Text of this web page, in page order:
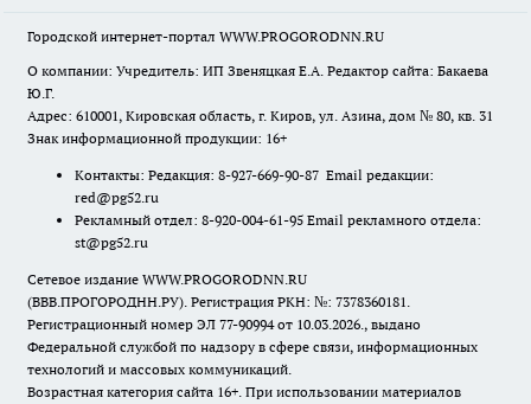
Городской интернет-портал WWW.PROGORODNN.RU
О компании: Учредитель: ИП Звеняцкая Е.А. Редактор сайта: Бакаева
Ю.Г.
Адрес: 610001, Кировская область, г. Киров, ул. Азина, дом № 80, кв. 31
Знак информационной продукции: 16+
Контакты: Редакция: 8-927-669-90-87 Email редакции:
red@pg52.ru
Рекламный отдел: 8-920-004-61-95 Email рекламного отдела:
st@pg52.ru
Сетевое издание WWW.PROGORODNN.RU
(ВВВ.ПРОГОРОДНН.РУ). Регистрация РКН: №: 7378360181.
Регистрационный номер ЭЛ 77-90994 от 10.03.2026., выдано
Федеральной службой по надзору в сфере связи, информационных
технологий и массовых коммуникаций.
Возрастная категория сайта 16+. При использовании материалов